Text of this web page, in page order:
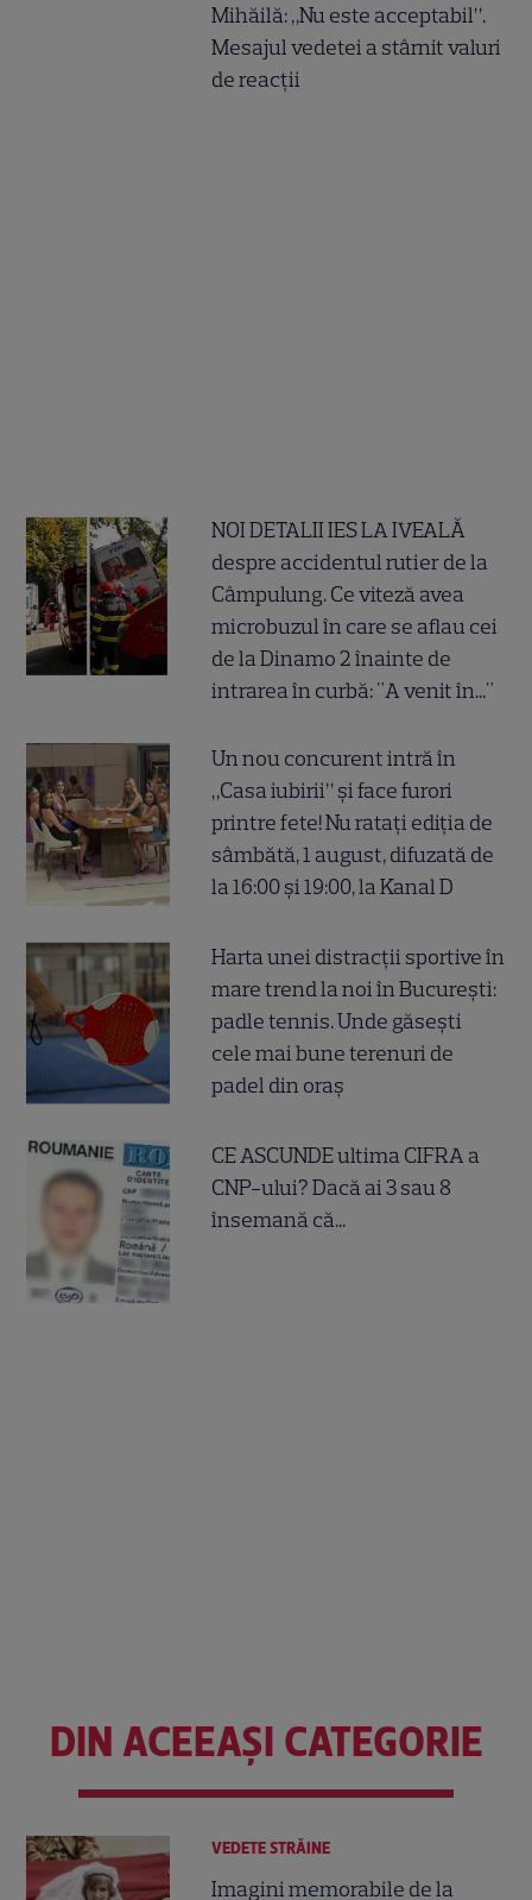
Mihăilă: „Nu este acceptabil”.
Mesajul vedetei a stârnit valuri
de reacții
NOI DETALII IES LA IVEALĂ
despre accidentul rutier de la
Câmpulung. Ce viteză avea
microbuzul în care se aflau cei
de la Dinamo 2 înainte de
intrarea în curbă: "A venit în..."
Un nou concurent intră în
„Casa iubirii” și face furori
printre fete! Nu ratați ediția de
sâmbătă, 1 august, difuzată de
la 16:00 și 19:00, la Kanal D
Harta unei distracții sportive în
mare trend la noi în București:
padle tennis. Unde găsești
cele mai bune terenuri de
padel din oraș
CE ASCUNDE ultima CIFRA a
CNP-ului? Dacă ai 3 sau 8
însemană că...
DIN ACEEAȘI CATEGORIE
VEDETE STRĂINE
Imagini memorabile de la